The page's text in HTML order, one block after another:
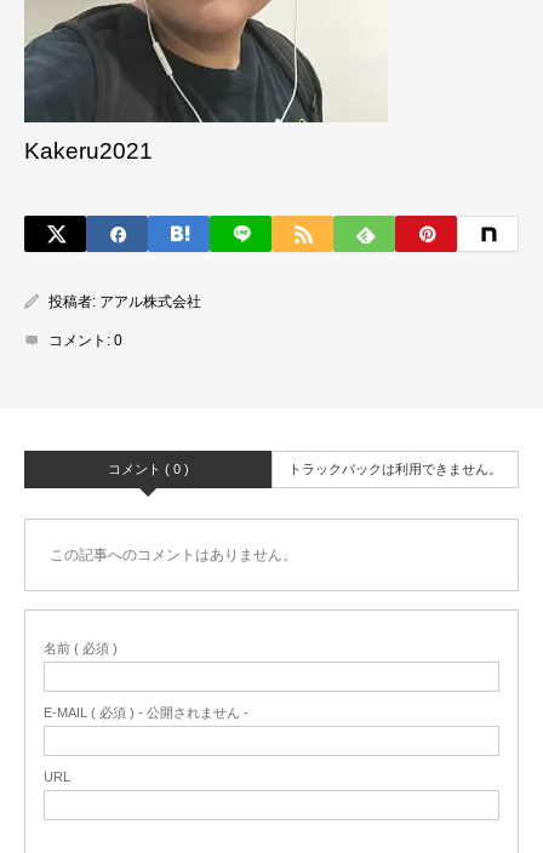
Kakeru2021
投稿者: アアル株式会社
コメント: 0
コメント ( 0 ) トラックバックは利用できません。
この記事へのコメントはありません。
名前 ( 必須 )
E-MAIL ( 必須 ) - 公開されません -
URL